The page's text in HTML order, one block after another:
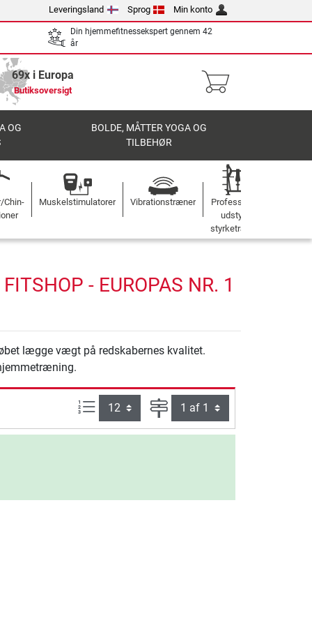
Leveringsland Sprog Min konto
Din hjemmefitnessekspert gennem 42
år
69x i Europa
Butiksoversigt
OG
BOLDE, MÅTTER YOGA OG
TILBEHØR
Chin-
Muskelstimulatorer Vibrationstræner
Professionelt
udstyr til
styrketræning
- EUROPAS NR. 1
lægge vægt på redskabernes kvalitet.
Artikel pr. side: Side